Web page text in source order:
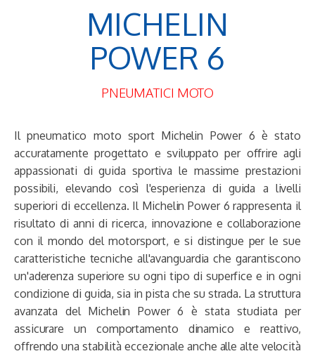
MICHELIN
POWER 6
PNEUMATICI MOTO
Il pneumatico moto sport Michelin Power 6 è stato
accuratamente progettato e sviluppato per offrire agli
appassionati di guida sportiva le massime prestazioni
possibili, elevando così l'esperienza di guida a livelli
superiori di eccellenza. Il Michelin Power 6 rappresenta il
risultato di anni di ricerca, innovazione e collaborazione
con il mondo del motorsport, e si distingue per le sue
caratteristiche tecniche all'avanguardia che garantiscono
un'aderenza superiore su ogni tipo di superfice e in ogni
condizione di guida, sia in pista che su strada. La struttura
avanzata del Michelin Power 6 è stata studiata per
assicurare un comportamento dinamico e reattivo,
offrendo una stabilità eccezionale anche alle alte velocità